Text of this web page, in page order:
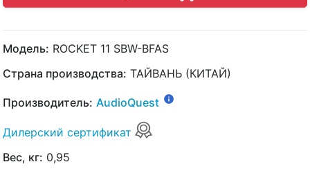
Модель: ROCKET 11 SBW-BFAS
Страна производства: ТАЙВАНЬ (КИТАЙ)
Производитель: AudioQuest
Дилерский сертификат
Вес, кг: 0,95